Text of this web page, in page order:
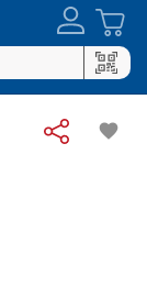
favorite